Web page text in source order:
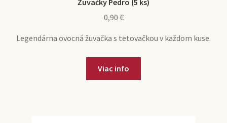
Žuvačky Pedro (5 ks)
0,90 €
Legendárna ovocná žuvačka s tetovačkou v každom kuse.
Viac info